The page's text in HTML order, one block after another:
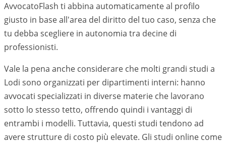
AvvocatoFlash ti abbina automaticamente al profilo
giusto in base all'area del diritto del tuo caso, senza che
tu debba scegliere in autonomia tra decine di
professionisti.
Vale la pena anche considerare che molti grandi studi a
Lodi sono organizzati per dipartimenti interni: hanno
avvocati specializzati in diverse materie che lavorano
sotto lo stesso tetto, offrendo quindi i vantaggi di
entrambi i modelli. Tuttavia, questi studi tendono ad
avere strutture di costo più elevate. Gli studi online come